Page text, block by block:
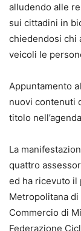
alludendo alle
sui cittadini in
chiedendosi chi
veicoli le
Appuntamento
nuovi contenuti
titolo
La
quattro
ed ha ricevuto il
Metropolitana di
Commercio di
Federazione